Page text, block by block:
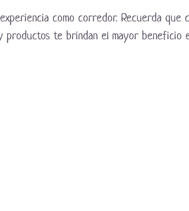
como corredor. Recuerda
te brindan el mayor beneficio